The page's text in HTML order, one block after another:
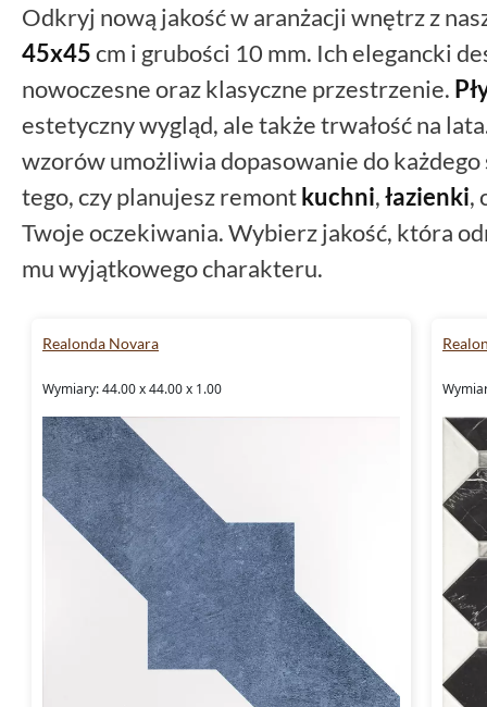
Odkryj nową jakość w aranżacji wnętrz z
45x45cm i grubości 10 mm. Ich elegancki
nowoczesne oraz klasyczne przestrzenie.
estetyczny wygląd, ale także trwałość na
wzorów umożliwia dopasowanie do
tego, czy planujesz remontkuchni,łazienki,
Twoje oczekiwania. Wybierz jakość, która
mu wyjątkowego charakteru.
Realonda Novara
Wymiary: 44.00 x 44.00 x 1.00